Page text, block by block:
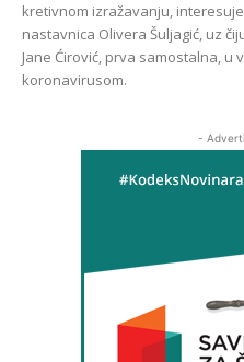
kretivnom izražavanju,
nastavnica Olivera Šuljagić, uz
Jane Ćirović, prva samostalna, u
koronavirusom.
-